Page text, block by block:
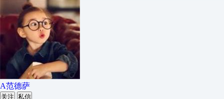
A范德萨
关注 私信